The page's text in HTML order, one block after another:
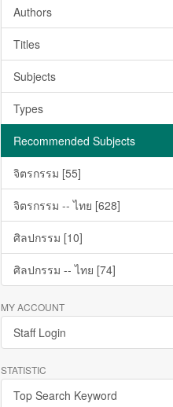
Authors
Titles
Subjects
Types
Recommended Subjects
จิตรกรรม [55]
จิตรกรรม -- ไทย [628]
ศิลปกรรม [10]
ศิลปกรรม -- ไทย [74]
MY ACCOUNT
Staff Login
STATISTIC
Top Search Keyword